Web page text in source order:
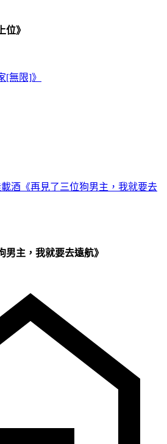
位》
[無限]》
載酒《再見了三位狗男主，我就要去
主，我就要去遠航》